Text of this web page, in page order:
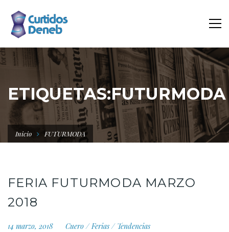
ETIQUETAS:FUTURMODA
Inicio FUTURMODA
FERIA FUTURMODA MARZO
2018
14 marzo, 2018 Cuero/Ferias/ Tendencias